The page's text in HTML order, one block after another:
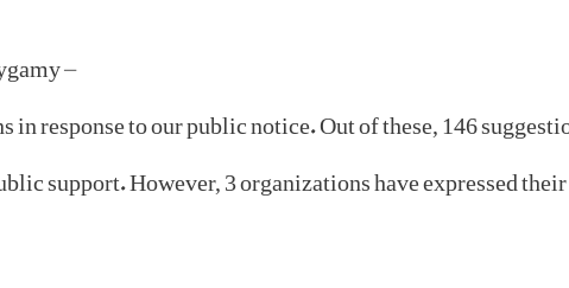
–
response to our public notice. Out of these, 146
support. However, 3 organizations have expressed their